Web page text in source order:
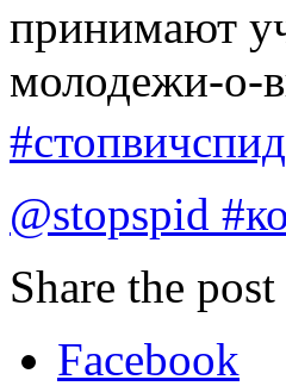
принимают
молодежи-о-
@stopspid
Share the
Facebook